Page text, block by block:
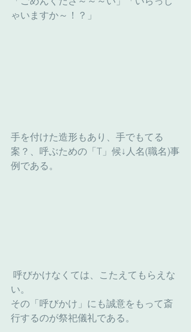
ゃいますか～！？」
手を付けた造形もあり、手でもてる
案？、呼ぶための「T」候↓人名(職名)事
例である。
い。
その「呼びかけ」にも誠意をもって斎
行するのが祭祀儀礼である。